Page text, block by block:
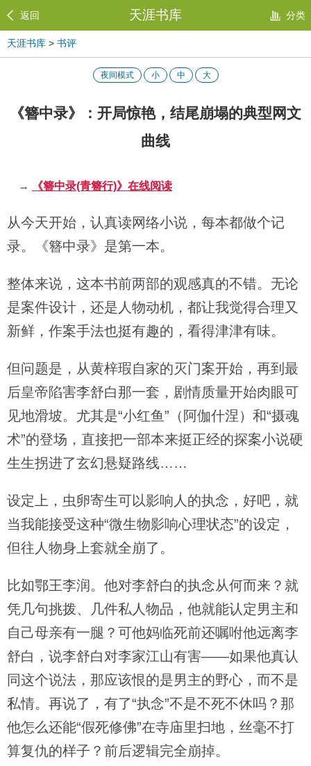
返回 天涯书库 分类
天涯书库 > 书评
夜间模式 小 中 大
《簪中录》：开局惊艳，结尾崩塌的典型网文
曲线
→ 《簪中录(青簪行)》在线阅读
从今天开始，认真读网络小说，每本都做个记
录。《簪中录》是第一本。
整体来说，这本书前两部的观感真的不错。无论
是案件设计，还是人物动机，都让我觉得合理又
新鲜，作案手法也挺有趣的，看得津津有味。
但问题是，从黄梓瑕自家的灭门案开始，再到最
后皇帝陷害李舒白那一套，剧情质量开始肉眼可
见地滑坡。尤其是“小红鱼”（阿伽什涅）和“摄魂
术”的登场，直接把一部本来挺正经的探案小说硬
生生拐进了玄幻悬疑路线……
设定上，虫卵寄生可以影响人的执念，好吧，就
当我能接受这种“微生物影响心理状态”的设定，
但往人物身上套就全崩了。
比如鄂王李润。他对李舒白的执念从何而来？就
凭几句挑拨、几件私人物品，他就能认定男主和
自己母亲有一腿？可他妈临死前还嘱咐他远离李
舒白，说李舒白对李家江山有害——如果他真认
同这个说法，那应该恨的是男主的野心，而不是
私情。再说了，有了“执念”不是不死不休吗？那
他怎么还能“假死修佛”在寺庙里扫地，丝毫不打
算复仇的样子？前后逻辑完全崩掉。